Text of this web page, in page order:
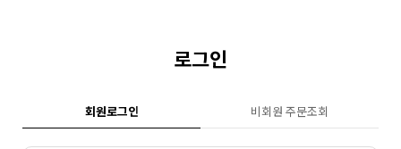
로그인
회원로그인 비회원 주문조회